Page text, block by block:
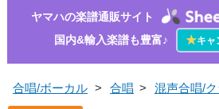
ヤマハの楽譜通販サイト
国内&輸入楽譜も豊富♪
★キャ
合唱/ボーカル > 合唱 > 混声合唱/